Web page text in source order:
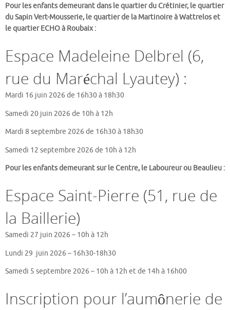
Pour les enfants demeurant dans le quartier du Crétinier, le quartier
du Sapin Vert-Mousserie, le quartier de la Martinoire à Wattrelos et
le quartier ECHO à Roubaix :
Espace Madeleine Delbrel (6,
rue du Maréchal Lyautey) :
Mardi 16 juin 2026 de 16h30 à 18h30
Samedi 20 juin 2026 de 10h à 12h
Mardi 8 septembre 2026 de 16h30 à 18h30
Samedi 12 septembre 2026 de 10h à 12h
Pour les enfants demeurant sur le Centre, le Laboureur ou Beaulieu :
Espace Saint-Pierre (51, rue de
la Baillerie)
Samedi 27 juin 2026 – 10h à 12h
Lundi 29 juin 2026 – 16h30-18h30
Samedi 5 septembre 2026 – 10h à 12h et de 14h à 16h00
Inscription pour l’aumônerie de